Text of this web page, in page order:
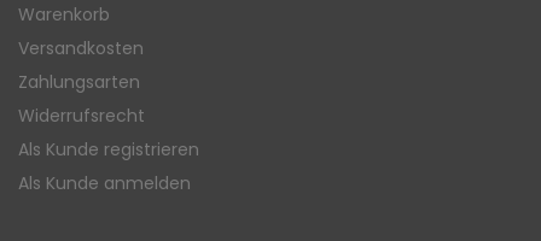
Warenkorb
Versandkosten
Zahlungsarten
Widerrufsrecht
Als Kunde registrieren
Als Kunde anmelden